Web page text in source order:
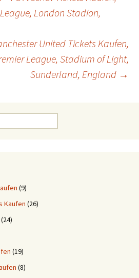
London Stadion,
United Tickets Kaufen,
League, Stadium of Light,
Sunderland, England →
(9)
Kaufen (26)
(24)
(19)
(8)